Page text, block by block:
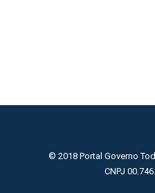
© 2018 Portal Governo
CNPJ